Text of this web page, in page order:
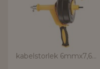
kabelstorlek 6mmx7,6 m